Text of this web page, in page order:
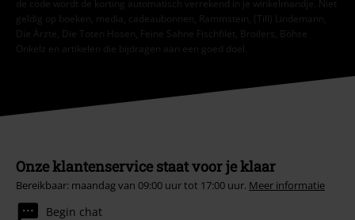
de code wordt de korting automatisch verrekend in je winkelmandje. Niet
geldig op boeken, media, cadeaubonnen, Rammstein, (Till) Lindemann,
Die Ärzte, Die Toten Hosen, Feine Sahne Fischfilet, Broilers, Böhse
Onkelz en artikelen die bijdragen aan een goed doel.
Onze klantenservice staat voor je klaar
Bereikbaar: maandag van 09:00 uur tot 17:00 uur. Meer informatie
Begin chat